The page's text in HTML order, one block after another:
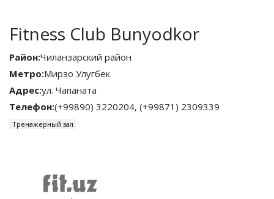
Fitness Club Bunyodkor
Район:Чиланзарский район
Метро:Мирзо Улугбек
Адрес:ул. Чапаната
Телефон:(+99890) 3220204, (+99871) 2309339
Тренажерный зал